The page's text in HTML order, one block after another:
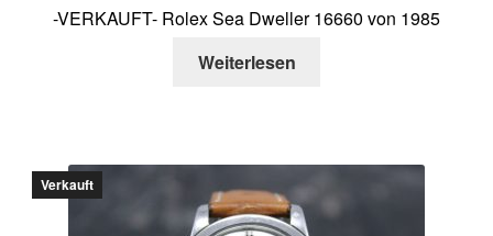
-VERKAUFT- Rolex Sea Dweller 16660 von 1985
Weiterlesen
Verkauft